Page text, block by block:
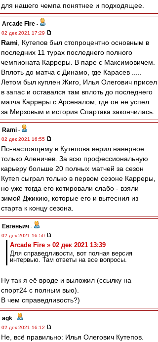
для нашего чемпа понятнее и подходящее.
Arcade Fire -
02 дек 2021 17:29
Rami , Кутепов был стопроцентно основным в
последних 11 турах последнего полного
чемпионата Карреры. В паре с Максимовичем.
Вплоть до матча с Динамо, где Карасев .....
Летом был куплен Жиго, Илья Олегович присел
в запас и оставался там вплоть до последнего
матча Карреры с Арсеналом, где он не успел
за Мирзовым и история Спартака закончилась.
Rami -
02 дек 2021 16:55
По-настоящему в Кутепова верил наверное
только Аленичев. За всю профессиональную
карьеру больше 20 полных матчей за сезон
Кутеп сыграл только в первом сезоне Карреры,
но уже тогда его котировали слабо - взяли
зимой Джикию, которые его и вытеснил из
старта к концу сезона.
Евгеньич -
02 дек 2021 16:50
Arcade Fire » 02 дек 2021 13:39
Для справедливости, вот полная версия
интервью. Там ответы на все вопросы.
Ну так я её вроде и выложил (ссылку на
спорт24 с полным вью).
В чем справедливость?)
agk -
02 дек 2021 16:12
Не, всё правильно: Илья Олегович Кутепов.